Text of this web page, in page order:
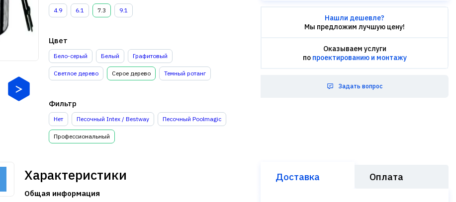
4.9 6.1 7.3 9.1
Цвет
Бело-серый Белый Графитовый
Светлое дерево Серое дерево Темный ротанг
Фильтр
Нет Песочный Intex / Bestway Песочный Poolmagic
Профессиональный
Нашли дешевле?
Мы предложим лучшую цену!
Оказываем услуги
по проектированию и монтажу
Задать вопрос
Характеристики
Общая информация
Доставка Оплата